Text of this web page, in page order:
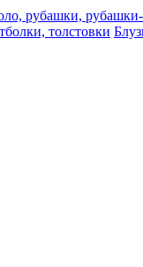
рубашки,
толстовки